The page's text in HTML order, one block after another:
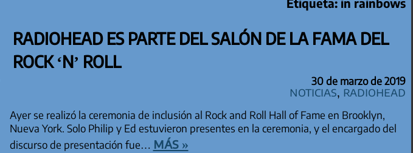
RADIOHEAD ES PARTE DEL SALÓN DE LA FAMA DEL
ROCK ‘N’ ROLL
30 de marzo de 2019
Noticias, Radiohead
Ayer se realizó la ceremonia de inclusión al Rock and Roll Hall of Fame en Brooklyn,
Nueva York. Solo Philip y Ed estuvieron presentes en la ceremonia, y el encargado del
discurso de presentación fue… más »